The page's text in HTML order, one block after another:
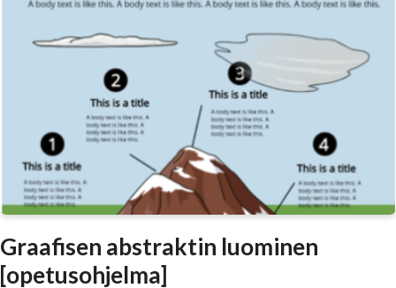
Graafisen abstraktin luominen
[opetusohjelma]